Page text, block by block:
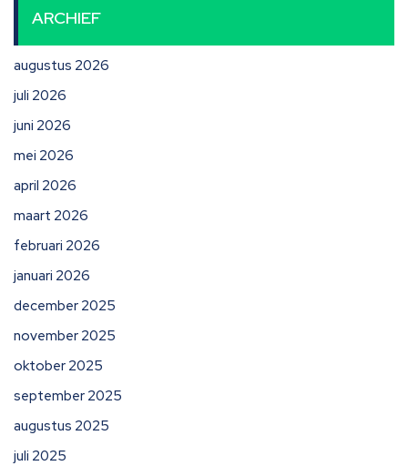
ARCHIEF
augustus 2026
juli 2026
juni 2026
mei 2026
april 2026
maart 2026
februari 2026
januari 2026
december 2025
november 2025
oktober 2025
september 2025
augustus 2025
juli 2025